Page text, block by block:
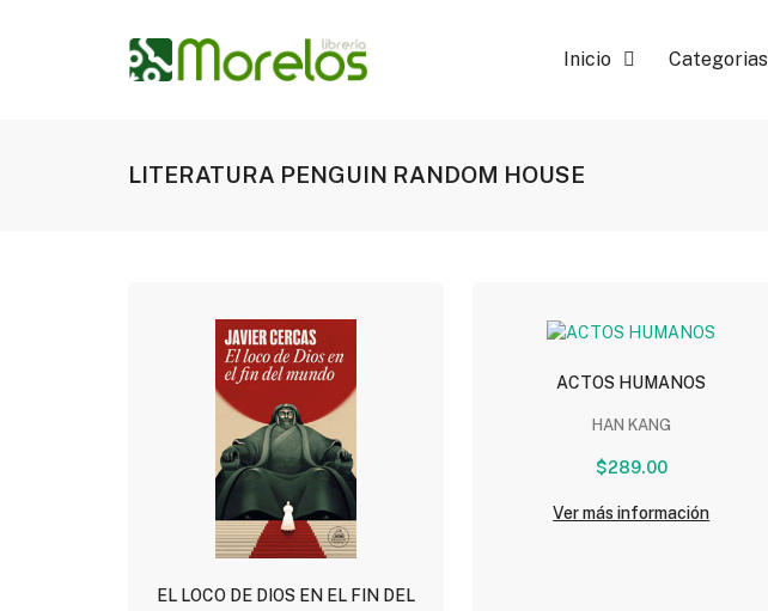
Inicio Categorias
LITERATURA PENGUIN RANDOM HOUSE
EL LOCO DE DIOS EN EL FIN DEL
ACTOS HUMANOS
HAN KANG
$289.00
Ver más información